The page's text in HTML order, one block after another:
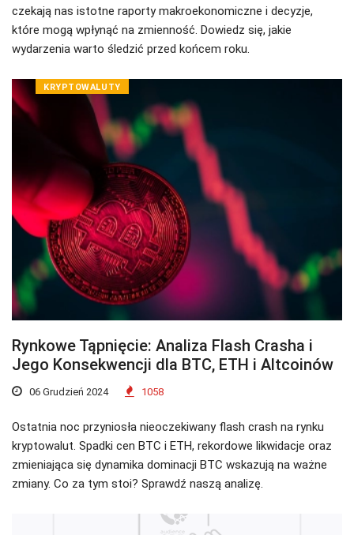
czekają nas istotne raporty makroekonomiczne i decyzje,
które mogą wpłynąć na zmienność. Dowiedz się, jakie
wydarzenia warto śledzić przed końcem roku.
KRYPTOWALUTY
Rynkowe Tąpnięcie: Analiza Flash Crasha i
Jego Konsekwencji dla BTC, ETH i Altcoinów
06 Grudzień 2024 1058
Ostatnia noc przyniosła nieoczekiwany flash crash na rynku
kryptowalut. Spadki cen BTC i ETH, rekordowe likwidacje oraz
zmieniająca się dynamika dominacji BTC wskazują na ważne
zmiany. Co za tym stoi? Sprawdź naszą analizę.